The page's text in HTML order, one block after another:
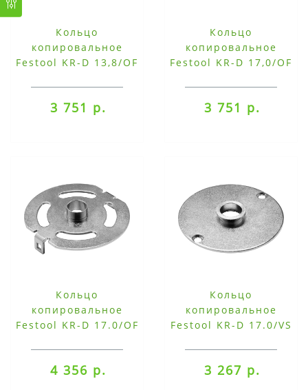
Кольцо
копировальное
Festool KR-D 13,8/OF
3 751 р.
Кольцо
копировальное
Festool KR-D 17,0/OF
3 751 р.
Кольцо
копировальное
Festool KR-D 17.0/OF
4 356 р.
Кольцо
копировальное
Festool KR-D 17.0/VS
3 267 р.